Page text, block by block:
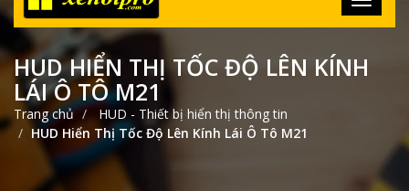
HUD HIỂN THỊ TỐC ĐỘ LÊN KÍNH
LÁI Ô TÔ M21
Trang chủ
HUD - Thiết bị hiển thị thông tin
HUD Hiển Thị Tốc Độ Lên Kính Lái Ô Tô M21